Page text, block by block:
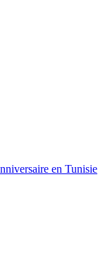
en Tunisie